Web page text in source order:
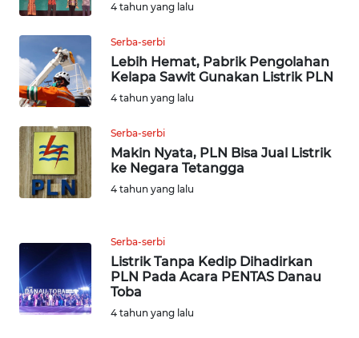
4 tahun yang lalu
Serba-serbi
Lebih Hemat, Pabrik Pengolahan
Kelapa Sawit Gunakan Listrik PLN
4 tahun yang lalu
Serba-serbi
Makin Nyata, PLN Bisa Jual Listrik
ke Negara Tetangga
4 tahun yang lalu
Serba-serbi
Listrik Tanpa Kedip Dihadirkan
PLN Pada Acara PENTAS Danau
Toba
4 tahun yang lalu
WN
TAPANULI
UTARA
WN
WN
PADANG
LAWAS
SUMEDANG
WN
CIANJUR